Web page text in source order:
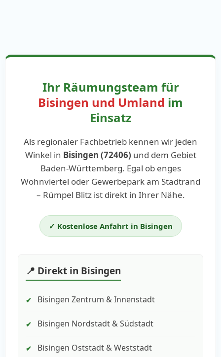
Ihr Räumungsteam für
Bisingen und Umland im
Einsatz
Als regionaler Fachbetrieb kennen wir jeden
Winkel in Bisingen (72406) und dem Gebiet
Baden-Württemberg. Egal ob enges
Wohnviertel oder Gewerbepark am Stadtrand
– Rümpel Blitz ist direkt in Ihrer Nähe.
✓ Kostenlose Anfahrt in Bisingen
📍 Direkt in Bisingen
✔ Bisingen Zentrum & Innenstadt
✔ Bisingen Nordstadt & Südstadt
✔ Bisingen Oststadt & Weststadt